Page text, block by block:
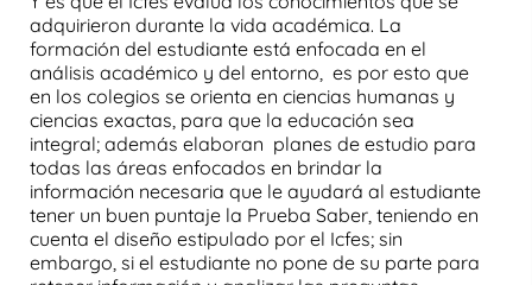
adquirieron durante la vida académica. La
formación del estudiante está enfocada en el
análisis académico y del entorno, es por esto que
en los colegios se orienta en ciencias humanas y
ciencias exactas, para que la educación sea
integral; además elaboran planes de estudio para
todas las áreas enfocados en brindar la
información necesaria que le ayudará al estudiante
tener un buen puntaje la Prueba Saber, teniendo en
cuenta el diseño estipulado por el Icfes; sin
embargo, si el estudiante no pone de su parte para